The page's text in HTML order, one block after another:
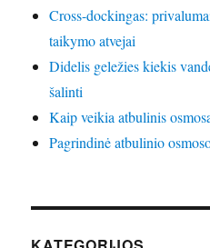
Cross-dockingas:
taikymo atvejai
Didelis geležies kiekis
šalinti
Kaip veikia atbulinis
Pagrindinė atbulinio